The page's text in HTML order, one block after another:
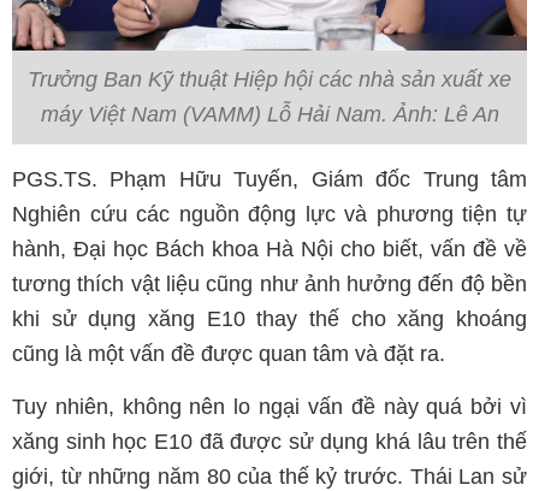
Trưởng Ban Kỹ thuật Hiệp hội các nhà sản xuất xe
máy Việt Nam (VAMM) Lỗ Hải Nam. Ảnh: Lê An
PGS.TS. Phạm Hữu Tuyến, Giám đốc Trung tâm
Nghiên cứu các nguồn động lực và phương tiện tự
hành, Đại học Bách khoa Hà Nội cho biết, vấn đề về
tương thích vật liệu cũng như ảnh hưởng đến độ bền
khi sử dụng xăng E10 thay thế cho xăng khoáng
cũng là một vấn đề được quan tâm và đặt ra.
Tuy nhiên, không nên lo ngại vấn đề này quá bởi vì
xăng sinh học E10 đã được sử dụng khá lâu trên thế
giới, từ những năm 80 của thế kỷ trước. Thái Lan sử